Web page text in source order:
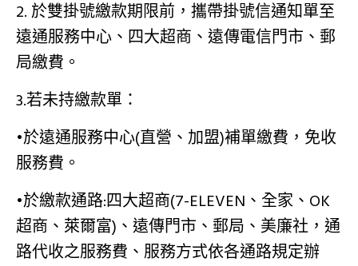
2. 於雙掛號繳款期限前，攜帶掛號信通知單至
遠通服務中心、四大超商、遠傳電信門市、郵
局繳費。
3.若未持繳款單：
•於遠通服務中心(直營、加盟)補單繳費，免收
服務費。
•於繳款通路:四大超商(7-ELEVEN、全家、OK
超商、萊爾富)、遠傳門市、郵局、美廉社，通
路代收之服務費、服務方式依各通路規定辦